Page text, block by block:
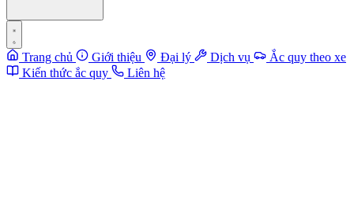
Trang chủ Giới thiệu Đại lý Dịch vụ
Ắc quy theo xe
Kiến thức ắc quy
Liên hệ